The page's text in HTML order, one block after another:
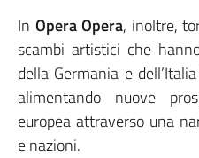
In Opera Opera, inoltre,
scambi artistici che
della Germania e
alimentando nuove
europea attraverso una
e nazioni.